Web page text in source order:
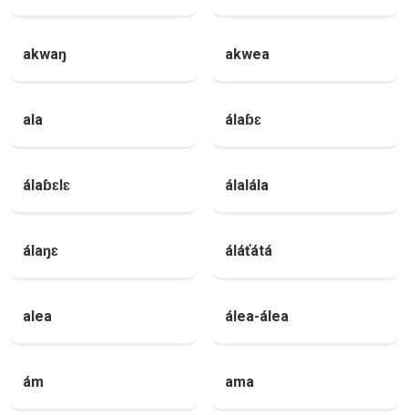
akwaŋ akwea
ala álaɓɛ
álaɓɛlɛ álalála
álaŋɛ áláťátá
alea álea-álea
ám ama